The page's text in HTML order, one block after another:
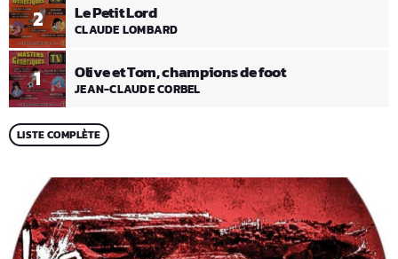
1 Olive et Tom, champions de foot
JEAN-CLAUDE CORBEL
2 Le Petit Lord
CLAUDE LOMBARD
LISTE COMPLÈTE